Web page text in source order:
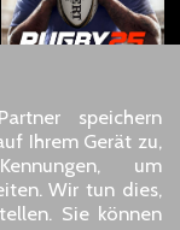
speichern
Ihrem Gerät zu,
um
Wir tun dies,
Sie können
: +33 1 85